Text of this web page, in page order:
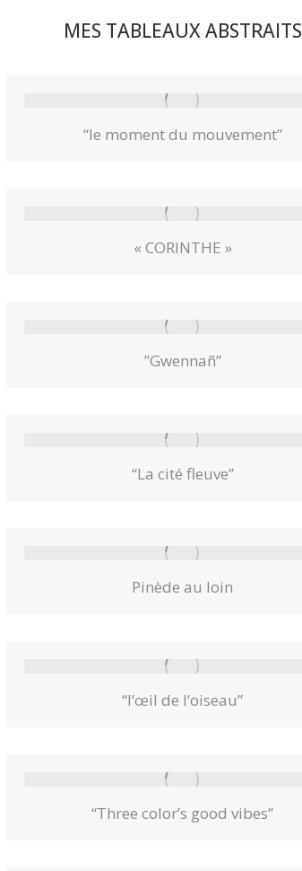
MES TABLEAUX ABSTRAITS
“le moment du mouvement”
« CORINTHE »
”Gwennañ”
“La cité fleuve”
Pinède au loin
“l‘œil de l‘oiseau”
“Three color’s good vibes”